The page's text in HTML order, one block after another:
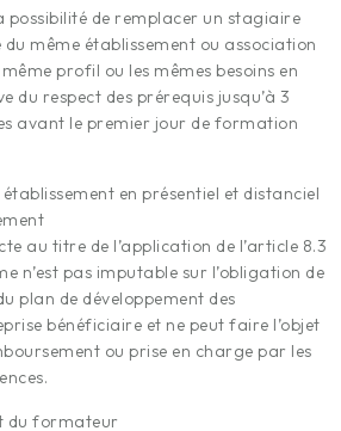
de remplacer un stagiaire
même établissement ou association
profil ou les mêmes besoins en
du respect des prérequis jusqu’à 3
avant le premier jour de formation
en présentiel et distanciel
au titre de l’application de l’article 8.3
n’est pas imputable sur l’obligation de
plan de développement des
bénéficiaire et ne peut faire l’objet
ou prise en charge par les
du formateur